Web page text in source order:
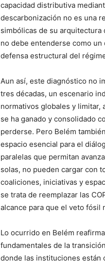
capacidad distributiva
descarbonización no es una
simbólicas de su arquitectura
no debe entenderse como
defensa estructural del
Aun así, este diagnóstico no
tres décadas, un escenario
normativos globales y limitar,
se ha ganado y consolidado
perderse. Pero Belém
espacio esencial para el
paralelas que permitan
solas, no pueden cargar con
coaliciones, iniciativas y
se trata de reemplazar las
alcance para que el veto fósil
Lo ocurrido en Belém
fundamentales de la
donde las instituciones están